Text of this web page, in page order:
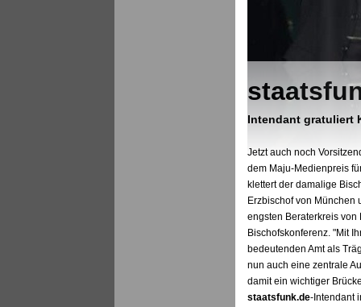
Intendant gratuliert
Jetzt auch noch
dem Maju-Medienpreis
klettert der damalige
Erzbischof von München
engsten Beraterkreis von
Bischofskonferenz. "Mit
bedeutenden Amt als
nun auch eine zentrale
damit ein wichtiger
staatsfunk.de-Intendant